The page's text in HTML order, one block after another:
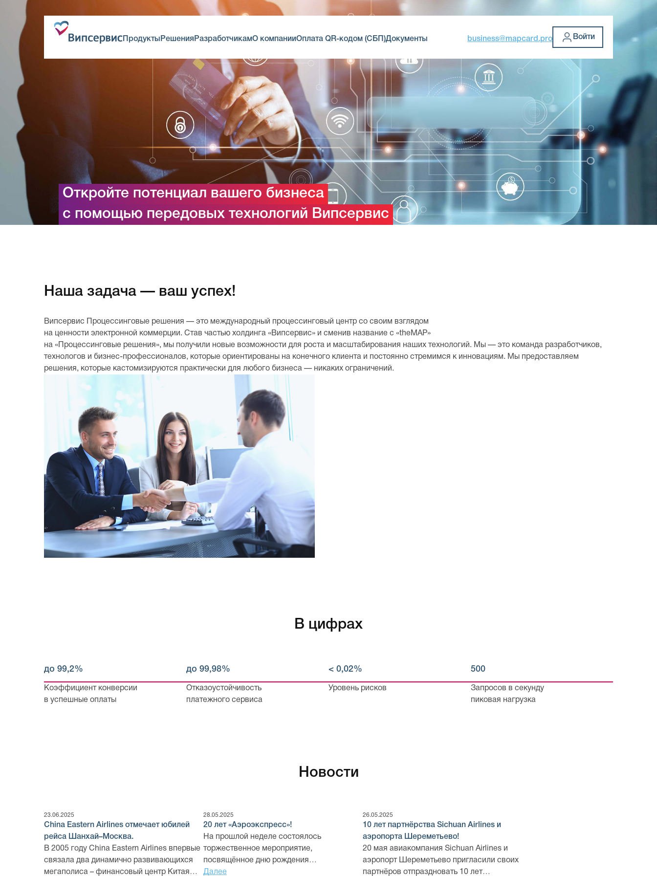
Продукты Решения РазработчикамО компанииОплата QR-кодом (СБП)Документы business@mapcard.pro Войти
Откройте потенциал вашего бизнеса
с помощью передовых технологий Випсервис
Наша задача — ваш успех!
Випсервис Процессинговые решения — это международный процессинговый центр со своим взглядом
на ценности электронной коммерции. Став частью холдинга «Випсервис» и сменив название с «theMAP»
на «Процессинговые решения», мы получили новые возможности для роста и масштабирования наших технологий. Мы — это команда разработчиков,
технологов и бизнес-профессионалов, которые ориентированы на конечного клиента и постоянно стремимся к инновациям. Мы предоставляем
решения, которые кастомизируются практически для любого бизнеса — никаких ограничений.
В цифрах
до 99,2%
Коэффициент конверсии
в успешные оплаты
до 99,98%
Отказоустойчивость
платежного сервиса
< 0,02%
Уровень рисков
500
Запросов в секунду
пиковая нагрузка
Новости
23.06.2025
China Eastern Airlines отмечает юбилей
рейса Шанхай–Москва.
В 2005 году China Eastern Airlines впервые
связала два динамично развивающихся
мегаполиса – финансовый центр Китая
28.05.2025
20 лет «Аэроэкспресс»!
На прошлой неделе состоялось
торжественное мероприятие,
посвящённое дню рождения
«Аэроэкспресс» — 20 лет…
Далее
26.05.2025
10 лет партнёрства Sichuan Airlines и
аэропорта Шереметьево!
20 мая авиакомпания Sichuan Airlines и
аэропорт Шереметьево пригласили своих
партнёров отпраздновать 10 лет